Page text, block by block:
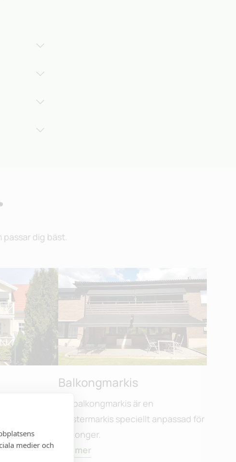
medier och
passar dig bäst.
upp till 4
Balkongmarkis
Vår balkongmarkis är en
fönstermarkis speciellt anpassad för
balkonger.
Läs mer